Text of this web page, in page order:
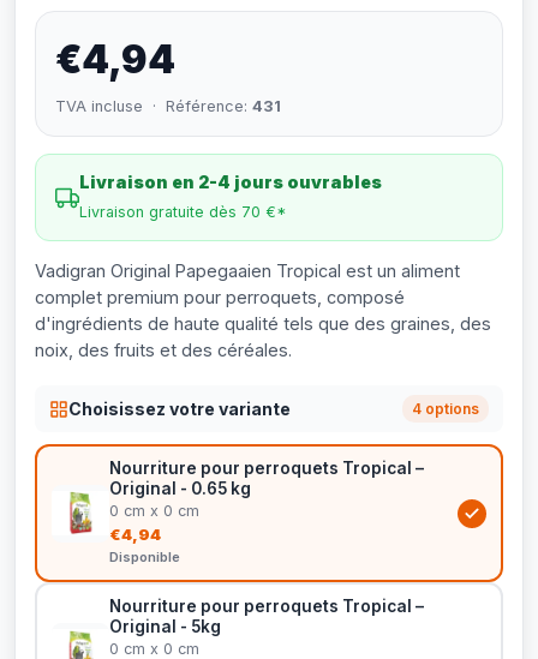
€4,94
TVA incluse · Référence: 431
Livraison en 2-4 jours ouvrables
Livraison gratuite dès 70 €*
Vadigran Original Papegaaien Tropical est un aliment
complet premium pour perroquets, composé
d'ingrédients de haute qualité tels que des graines, des
noix, des fruits et des céréales.
Choisissez votre variante 4 options
Nourriture pour perroquets Tropical –
Original - 0.65 kg
0 cm x 0 cm
€4,94
Disponible
Nourriture pour perroquets Tropical –
Original - 5kg
0 cm x 0 cm